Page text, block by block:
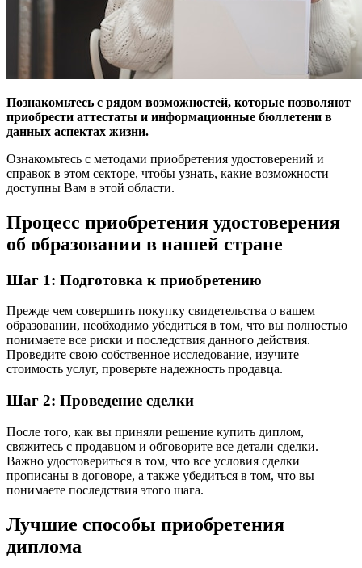
Познакомьтесь с рядом возможностей, которые позволяют
приобрести аттестаты и информационные бюллетени в
данных аспектах жизни.
Ознакомьтесь с методами приобретения удостоверений и
справок в этом секторе, чтобы узнать, какие возможности
доступны Вам в этой области.
Процесс приобретения удостоверения
об образовании в нашей стране
Шаг 1: Подготовка к приобретению
Прежде чем совершить покупку свидетельства о вашем
образовании, необходимо убедиться в том, что вы полностью
понимаете все риски и последствия данного действия.
Проведите свою собственное исследование, изучите
стоимость услуг, проверьте надежность продавца.
Шаг 2: Проведение сделки
После того, как вы приняли решение купить диплом,
свяжитесь с продавцом и обговорите все детали сделки.
Важно удостовериться в том, что все условия сделки
прописаны в договоре, а также убедиться в том, что вы
понимаете последствия этого шага.
Лучшие способы приобретения
диплома